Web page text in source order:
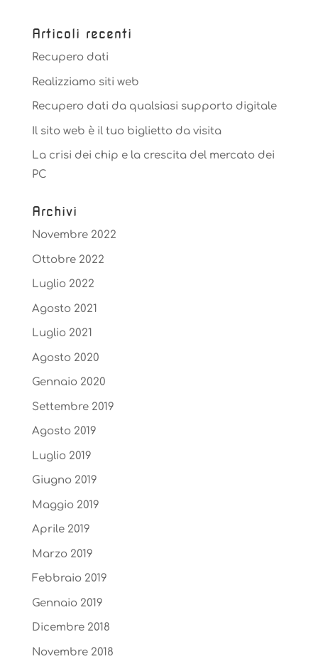
Articoli recenti
Recupero dati
Realizziamo siti web
Recupero dati da qualsiasi supporto digitale
Il sito web è il tuo biglietto da visita
La crisi dei chip e la crescita del mercato dei
PC
Archivi
Novembre 2022
Ottobre 2022
Luglio 2022
Agosto 2021
Luglio 2021
Agosto 2020
Gennaio 2020
Settembre 2019
Agosto 2019
Luglio 2019
Giugno 2019
Maggio 2019
Aprile 2019
Marzo 2019
Febbraio 2019
Gennaio 2019
Dicembre 2018
Novembre 2018